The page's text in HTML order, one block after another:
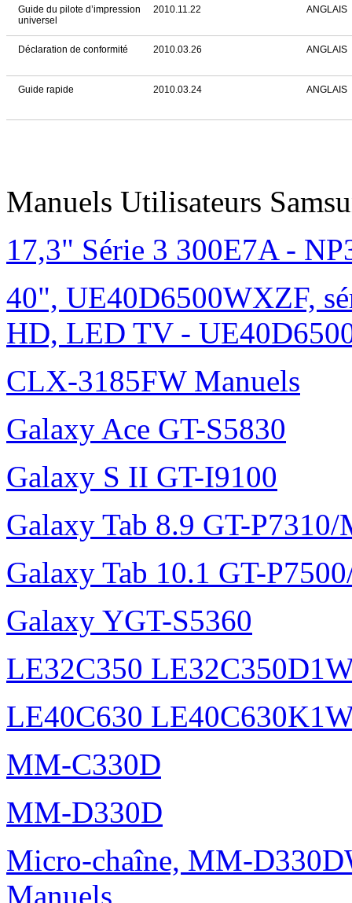
Guide du pilote d’impression
universel
2010.11.22 ANGLAIS
Déclaration de conformité 2010.03.26 ANGLAIS
Guide rapide 2010.03.24 ANGLAIS
Manuels Utilisateurs
17,3" Série 3 300E7A -
40", UE40D6500WXZF,
HD, LED TV -
CLX-3185FW Manuels
Galaxy Ace GT-S5830
Galaxy S II GT-I9100
Galaxy Tab 8.9 GT-P7310/
Galaxy Tab 10.1 GT-
Galaxy YGT-S5360
LE32C350
LE40C630
MM-C330D
MM-D330D
Micro-chaîne, MM-
Manuels